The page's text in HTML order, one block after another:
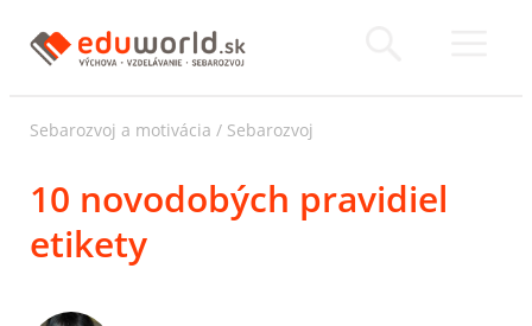
Sebarozvoj a motivácia / Sebarozvoj
10 novodobých pravidiel
etikety